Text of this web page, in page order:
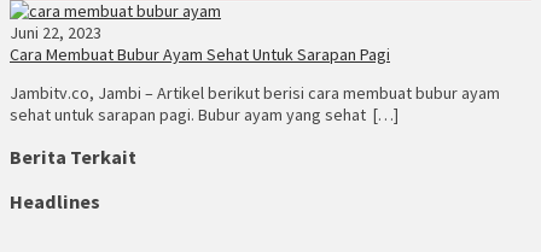
Juni 22, 2023
Cara Membuat Bubur Ayam Sehat Untuk Sarapan Pagi
Jambitv.co, Jambi – Artikel berikut berisi cara membuat bubur ayam
sehat untuk sarapan pagi. Bubur ayam yang sehat […]
Berita Terkait
Headlines